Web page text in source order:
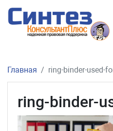
Главная ring-binder-used-
ring-binder-